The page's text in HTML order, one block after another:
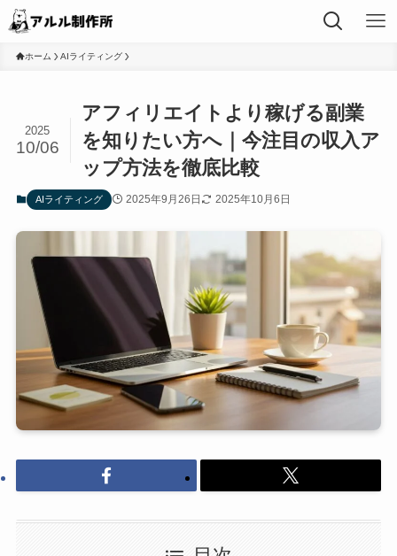
ホーム AIライティング
アフィリエイトより稼げる副業
を知りたい方へ｜今注目の収入ア
ップ方法を徹底比較
2025
10/06
AIライティング 2025年9月26日 2025年10月6日